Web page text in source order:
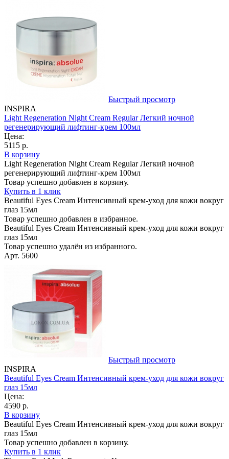
Быстрый просмотр
INSPIRA
Light Regeneration Night Cream Regular Легкий ночной
регенерирующий лифтинг-крем 100мл
Цена:
5115 р.
В корзину
Light Regeneration Night Cream Regular Легкий ночной
регенерирующий лифтинг-крем 100мл
Товар успешно добавлен в корзину.
Купить в 1 клик
Beautiful Eyes Cream Интенсивный крем-уход для кожи вокруг
глаз 15мл
Товар успешно добавлен в избранное.
Beautiful Eyes Cream Интенсивный крем-уход для кожи вокруг
глаз 15мл
Товар успешно удалён из избранного.
Арт. 5600
Быстрый просмотр
INSPIRA
Beautiful Eyes Cream Интенсивный крем-уход для кожи вокруг
глаз 15мл
Цена:
4590 р.
В корзину
Beautiful Eyes Cream Интенсивный крем-уход для кожи вокруг
глаз 15мл
Товар успешно добавлен в корзину.
Купить в 1 клик